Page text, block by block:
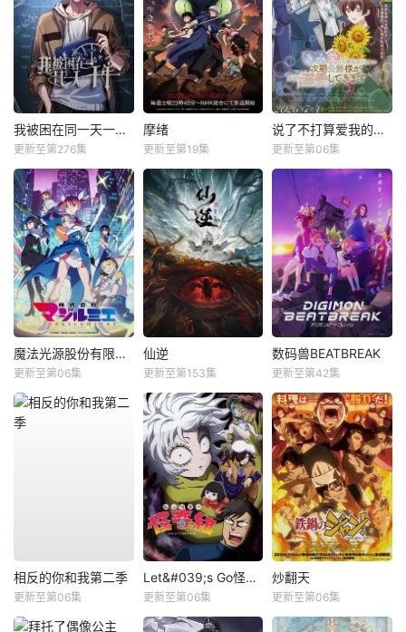
我被困在同一天一千年动态漫
更新至第276集
摩绪
更新至第19集
说了不打算爱我的公爵继承人，不知为何对我宠爱有加
更新至第06集
魔法光源股份有限公司第二季
更新至第06集
仙逆
更新至第153集
数码兽BEATBREAK
更新至第42集
相反的你和我第二季
更新至第06集
Let&#039;s Go怪奇组
更新至第06集
炒翻天
更新至第06集